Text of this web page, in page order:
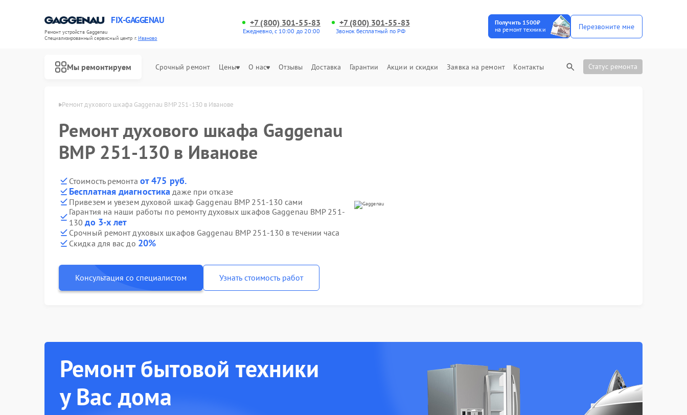
FIX-GAGGENAU
Ремонт устройств Gaggenau
Специализированный cервисный центр г.Иваново
+7 (800) 301-55-83
Ежедневно, с 10:00 до 20:00
+7 (800) 301-55-83
Звонок бесплатный по РФ
Получить 1500₽
на ремонт техники
Перезвоните мне
Мы ремонтируем Срочный ремонт Цены О нас Отзывы Доставка Гарантии Акции и скидки Заявка на ремонт Контакты Статус ремонта
Ремонт духового шкафа Gaggenau BMP 251-130 в Иванове
Ремонт духового шкафа Gaggenau
BMP 251-130 в Иванове
Стоимость ремонта от 475 руб.
Бесплатная диагностика даже при отказе
Привезем и увезем духовой шкаф Gaggenau BMP 251-130 сами
Гарантия на наши работы по ремонту духовых шкафов Gaggenau BMP 251-
130до 3-х лет
Срочный ремонт духовых шкафов Gaggenau BMP 251-130 в течении часа
Скидка для вас до 20%
Консультация со специалистом Узнать стоимость работ
Ремонт бытовой техники
у Вас дома